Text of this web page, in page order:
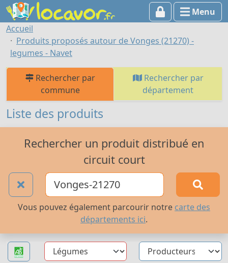
Menu
Accueil
Produits proposés autour de Vonges (21270) -
legumes - Navet
Rechercher par
commune
Rechercher par
département
Liste des produits
Rechercher un produit distribué en
circuit court
Vous pouvez également parcourir notre carte des
départements ici.